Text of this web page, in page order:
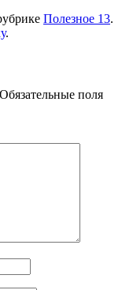
Полезное 13.
.
Обязательные поля